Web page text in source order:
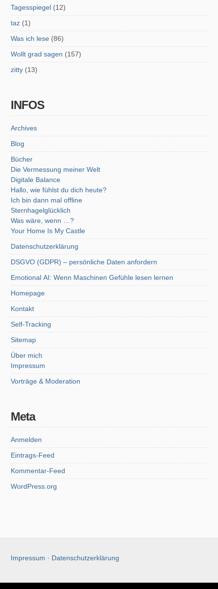
Tagesspiegel (12)
taz (1)
Was ich lese (86)
Wollt grad sagen (157)
zitty (13)
INFOS
Archives
Blog
Bücher
Die Vermessung meiner Welt
Digitale Balance
Hallo, wie fühlst du dich heute?
Ich bin dann mal offline
Sternhagelglücklich
Was wäre, wenn …?
Your Home Is My Castle
Datenschutzerklärung
DSGVO (GDPR) – persönliche Daten anfordern
Emotional AI: Wenn Maschinen Gefühle lesen lernen
Homepage
Kontakt
Self-Tracking
Sitemap
Über mich
Impressum
Vorträge & Moderation
Meta
Anmelden
Eintrags-Feed
Kommentar-Feed
WordPress.org
Impressum · Datenschutzerklärung